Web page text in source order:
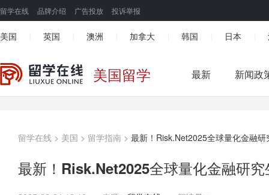
留学在线 品牌介绍 广告投放 投诉举报
美国 英国 澳洲 加拿大 韩国 日本
美国留学 最新 新闻政
留学在线 > 美国 > 留学指南 > 最新！Risk.Net2025全球量化金融研
最新！Risk.Net2025全球量化金融研